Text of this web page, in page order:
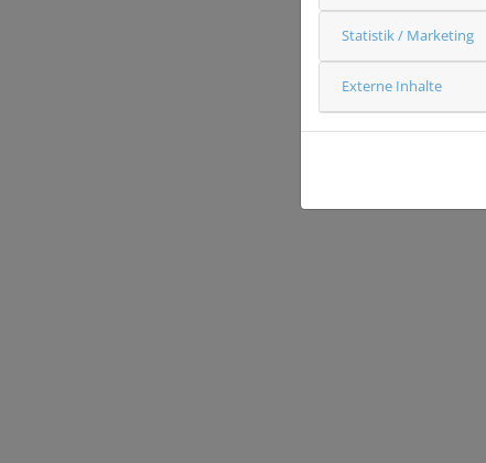
Statistik / Marketing
Externe Inhalte